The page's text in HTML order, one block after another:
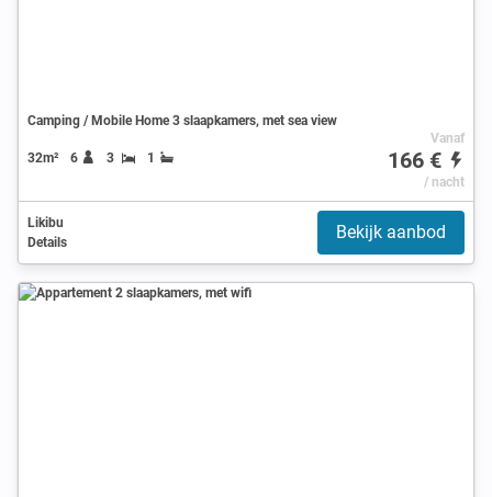
Camping / Mobile Home 3 slaapkamers, met sea view
32m² 6 3 1
Vanaf
166 €
/ nacht
Likibu
Details
Bekijk aanbod